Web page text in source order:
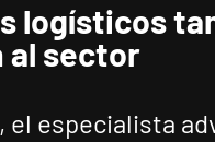
logísticos
al sector
el especialista